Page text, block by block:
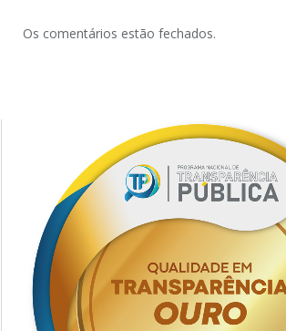
Os comentários estão fechados.